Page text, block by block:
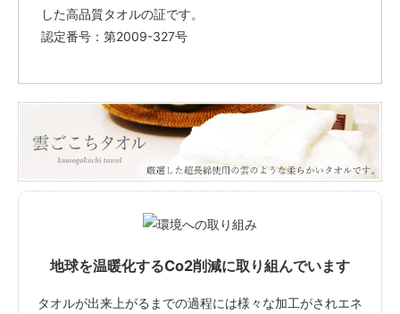
した高品質タオルの証です。
認定番号：第2009-327号
地球を温暖化するCo2削減に取り組んでいます
タオルが出来上がるまでの過程には様々な加工がされエネ